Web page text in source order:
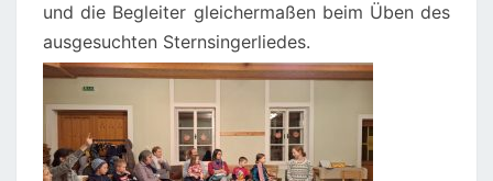
und die Begleiter gleichermaßen beim Üben des
ausgesuchten Sternsingerliedes.